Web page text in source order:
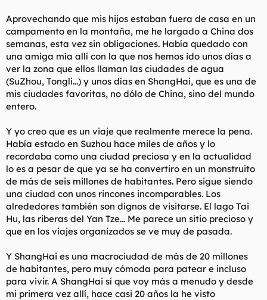
Aprovechando que mis hijos estaban fuera de casa en un
campamento en la montaña, me he largado a China dos
semanas, esta vez sin obligaciones. Había quedado con
una amiga mía allí con la que nos hemos ido unos días a
ver la zona que ellos llaman las ciudades de agua
(SuZhou, Tongli...) y unos días en ShangHai, que es una de
mis ciudades favoritas, no dólo de China, sino del mundo
entero.
Y yo creo que es un viaje que realmente merece la pena.
Había estado en Suzhou hace miles de años y lo
recordaba como una ciudad preciosa y en la actualidad
lo es a pesar de que ya se ha convertiro en un monstruito
de más de seis millones de habitantes. Pero sigue siendo
una ciudad con unos rincones incomparables. Los
alrededores también son dignos de visitarse. El lago Tai
Hu, las riberas del Yan Tze... Me parece un sitio precioso y
que en los viajes organizados se ve muy de pasada.
Y ShangHai es una macrociudad de más de 20 millones
de habitantes, pero muy cómoda para patear e incluso
para vivir. A ShangHai sí que voy más a menudo y desde
mi primera vez allí, hace casi 20 años la he visto